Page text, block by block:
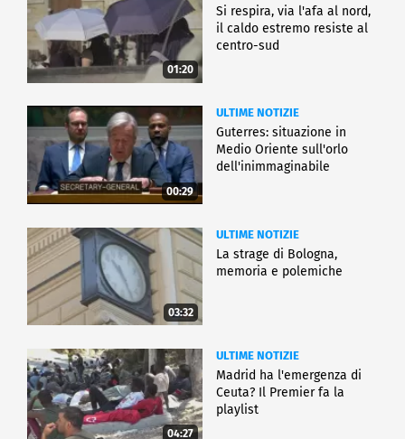
01:20
Si respira, via l'afa al nord,
il caldo estremo resiste al
centro-sud
00:29
ULTIME NOTIZIE
Guterres: situazione in
Medio Oriente sull'orlo
dell'inimmaginabile
03:32
ULTIME NOTIZIE
La strage di Bologna,
memoria e polemiche
04:27
ULTIME NOTIZIE
Madrid ha l'emergenza di
Ceuta? Il Premier fa la
playlist